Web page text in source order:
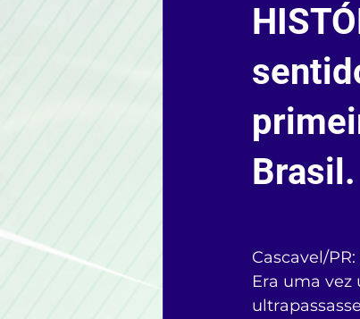
Brasil.
Cascavel/
Era uma